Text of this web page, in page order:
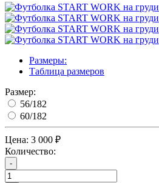
Размеры:
Таблица размеров
Размер:
56/182
60/182
Цена: 3 000 ₽
Количество:
-